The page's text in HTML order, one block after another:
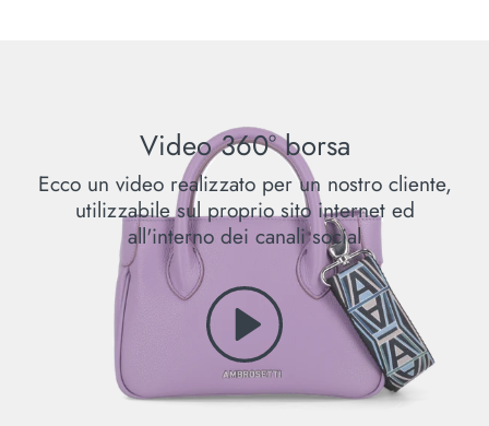
Video 360° borsa
Ecco un video realizzato per un nostro cliente,
utilizzabile sul proprio sito internet ed
all'interno dei canali social